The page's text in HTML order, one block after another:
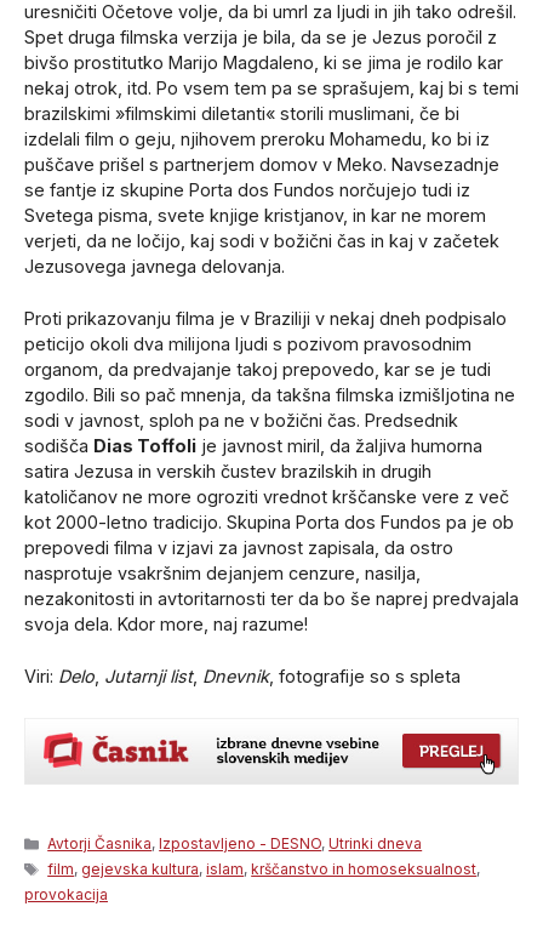
uresničiti Očetove volje, da bi umrl za ljudi in jih tako odrešil.
Spet druga filmska verzija je bila, da se je Jezus poročil z
bivšo prostitutko Marijo Magdaleno, ki se jima je rodilo kar
nekaj otrok, itd. Po vsem tem pa se sprašujem, kaj bi s temi
brazilskimi »filmskimi diletanti« storili muslimani, če bi
izdelali film o geju, njihovem preroku Mohamedu, ko bi iz
puščave prišel s partnerjem domov v Meko. Navsezadnje
se fantje iz skupine Porta dos Fundos norčujejo tudi iz
Svetega pisma, svete knjige kristjanov, in kar ne morem
verjeti, da ne ločijo, kaj sodi v božični čas in kaj v začetek
Jezusovega javnega delovanja.
Proti prikazovanju filma je v Braziliji v nekaj dneh podpisalo
peticijo okoli dva milijona ljudi s pozivom pravosodnim
organom, da predvajanje takoj prepovedo, kar se je tudi
zgodilo. Bili so pač mnenja, da takšna filmska izmišljotina ne
sodi v javnost, sploh pa ne v božični čas. Predsednik
sodišča Dias Toffoli je javnost miril, da žaljiva humorna
satira Jezusa in verskih čustev brazilskih in drugih
katoličanov ne more ogroziti vrednot krščanske vere z več
kot 2000-letno tradicijo. Skupina Porta dos Fundos pa je ob
prepovedi filma v izjavi za javnost zapisala, da ostro
nasprotuje vsakršnim dejanjem cenzure, nasilja,
nezakonitosti in avtoritarnosti ter da bo še naprej predvajala
svoja dela. Kdor more, naj razume!
Viri: Delo Jutarnji list, Dnevnik, fotografije so s spleta
Categories
Avtorji Časnika,Izpostavljeno - DESNO,Utrinki dneva
Tags
film, gejevska kultura,islam,krščanstvo in homoseksualnost,
provokacija